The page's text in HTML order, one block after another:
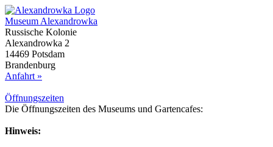
Museum Alexandrowka
Russische Kolonie
Alexandrowka 2
14469 Potsdam
Brandenburg
Anfahrt »
Öffnungs­zeiten
Die Öffnungszeiten des Museums und Gartencafes:
Hinweis: